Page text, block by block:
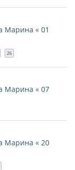
Марина « 01
26
Марина « 07
Марина « 20